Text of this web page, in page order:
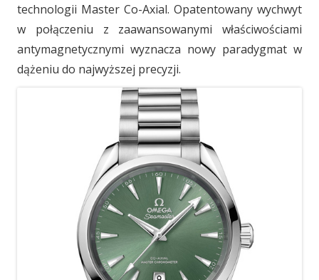
technologii Master Co-Axial. Opatentowany wychwyt
w połączeniu z zaawansowanymi właściwościami
antymagnetycznymi wyznacza nowy paradygmat w
dążeniu do najwyższej precyzji.